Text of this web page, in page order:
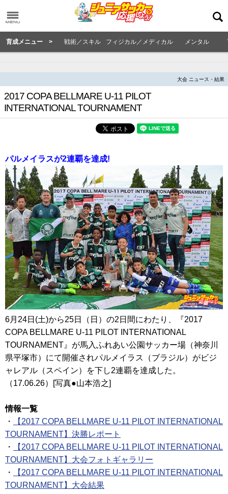
育成メニュー > 戦術／スキル フィジカル／メディカル メンタル
大会 ニュース・結果
2017 COPA BELLMARE U-11 PILOT
INTERNATIONAL TOURNAMENT
パルメイラスが2連覇を達成!
6月24日(土)から25日（日）の2日間にわたり、『2017
COPA BELLMARE U-11 PILOT INTERNATIONAL
TOURNAMENT』が馬入ふれあい公園サッカー場（神奈川
県平塚市）にて開催されパルメイラス（ブラジル）がビジ
ャレアル（スペイン）を下し2連覇を達成した。
（17.06.26）[写真●山本浩之]
情報一覧
・
【2017 COPA BELLMARE U-11 PILOT INTERNATIONAL
TOURNAMENT】決勝レポート
・
【2017 COPA BELLMARE U-11 PILOT INTERNATIONAL
TOURNAMENT】大会フォトギャラリー
・
【2017 COPA BELLMARE U-11 PILOT INTERNATIONAL
TOURNAMENT】大会結果